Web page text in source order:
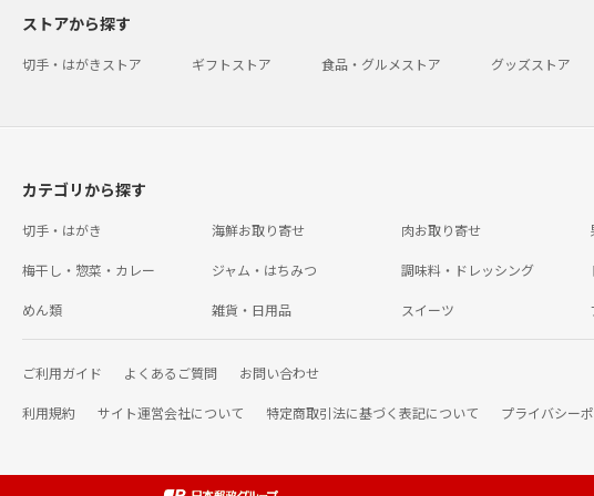
ストアから探す
切手・はがきストア ギフトストア 食品・グルメストア グッズストア
カテゴリから探す
切手・はがき 海鮮お取り寄せ 肉お取り寄せ
梅干し・惣菜・カレー ジャム・はちみつ 調味料・ドレッシング
めん類 雑貨・日用品 スイーツ
ご利用ガイド よくあるご質問 お問い合わせ
利用規約 サイト運営会社について 特定商取引法に基づく表記について プライバシー